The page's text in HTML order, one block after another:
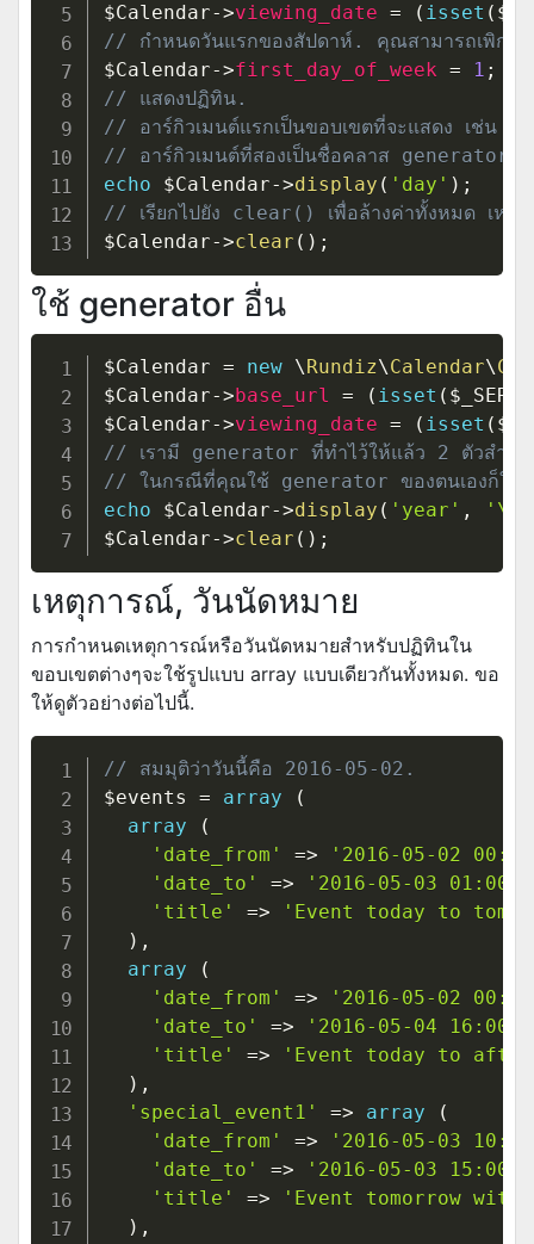
$Calendar->viewing_date = ( isset (
// กำหนดวันแรกของสัปดาห์. คุณสามารถเพิกเ
$Calendar->first_day_of_week = 1 ;
// แสดงปฏิทิน.
// อาร์กิวเมนต์แรกเป็นขอบเขตที่จะแสดง
// อาร์กิวเมนต์ที่สองเป็นชื่อคลาส generator
echo
$Calendar->display ( 'day' ) ;
// เรียกไปยัง clear() เพื่อล้างค่าทั้งหมด เหมา
$Calendar->clear ( ) ;
ใช้ generator อื่น
$Calendar = new \Rundiz\Calendar\
$Calendar->base_url = ( isset (
$Calendar->viewing_date = ( isset (
// เรามี generator ที่ทำไว้ให้แล้ว 2 ตัวสำ
// ในกรณีที่คุณใช้ generator ของตนเองก็ใ
echo
$Calendar->display ( 'year' ,
$Calendar->clear ( ) ;
เหตุการณ์, วันนัดหมาย
การกำหนดเหตุการณ์หรือวันนัดหมายสำหรับปฏิทินใน
ขอบเขตต่างๆจะใช้รูปแบบ array แบบเดียวกันทั้งหมด. ขอ
ให้ดูตัวอย่างต่อไปนี้.
// สมมุติว่าวันนี้คือ 2016-05-02.
$events
= array
(
array
(
'date_from'
=>
'2016-05-02
'date_to'
=>
'2016-05-03
'title'
=>
'Event today to
) ,
array
(
'date_from'
=>
'2016-05-02
'date_to'
=>
'2016-05-04
'title'
=>
'Event today to
) ,
'special_event1'
=> array
(
'date_from'
=>
'2016-05-03
'date_to'
=>
'2016-05-03
'title'
=>
'Event tomorrow with
) ,